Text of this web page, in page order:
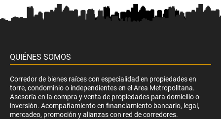
QUIÉNES SOMOS
Corredor de bienes raíces con especialidad en propiedades en
torre, condominio o independientes en el Area Metropolitana.
Asesoría en la compra y venta de propiedades para domicilio o
inversión. Acompañamiento en financiamiento bancario, legal,
mercadeo, promoción y alianzas con red de corredores.